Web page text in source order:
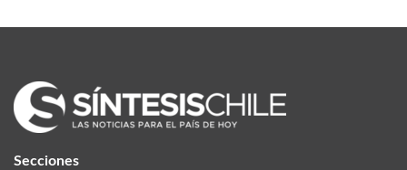
Secciones